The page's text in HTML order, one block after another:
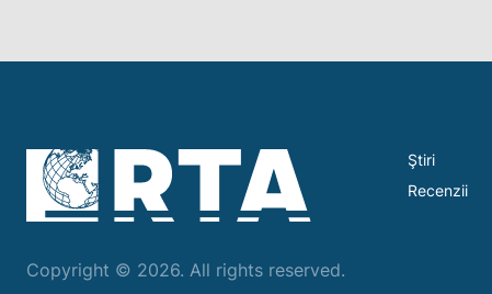
Copyright © 2026. All rights reserved.
Ştiri
Recenzii